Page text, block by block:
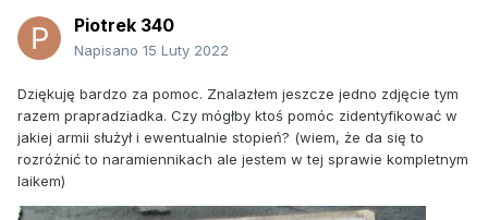
Piotrek 340
Napisano 15 Luty 2022
Dziękuję bardzo za pomoc. Znalazłem jeszcze jedno zdjęcie tym
razem prapradziadka. Czy mógłby ktoś pomóc zidentyfikować w
jakiej armii służył i ewentualnie stopień? (wiem, że da się to
rozróżnić to naramiennikach ale jestem w tej sprawie kompletnym
laikem)